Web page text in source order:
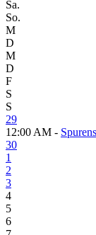
Sa.
So.
M
D
M
D
F
S
S
29
12:00 AM -
30
1
2
3
4
5
6